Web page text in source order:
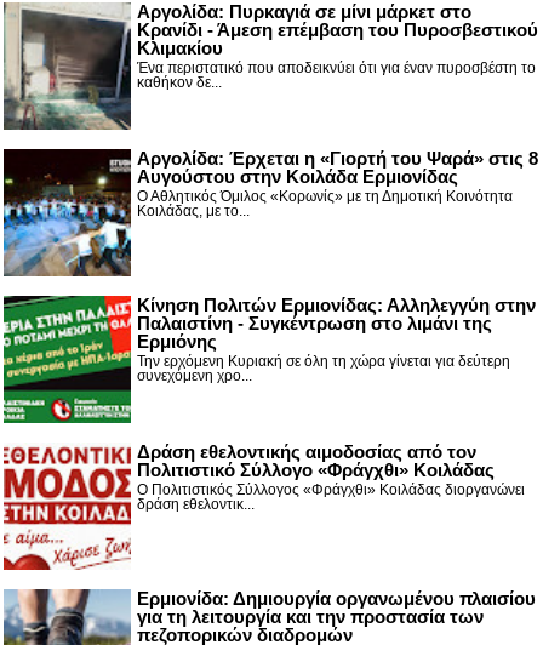
Αργολίδα: Πυρκαγιά σε μίνι μάρκετ στο
Κρανίδι - Άμεση επέμβαση του Πυροσβεστικού
Κλιμακίου
Ένα περιστατικό που αποδεικνύει ότι για έναν πυροσβέστη το
καθήκον δε...
Αργολίδα: Έρχεται η «Γιορτή του Ψαρά» στις 8
Αυγούστου στην Κοιλάδα Ερμιονίδας
Ο Αθλητικός Όμιλος «Κορωνίς» με τη Δημοτική Κοινότητα
Κοιλάδας, με το...
Κίνηση Πολιτών Ερμιονίδας: Αλληλεγγύη στην
Παλαιστίνη - Συγκέντρωση στο λιμάνι της
Ερμιόνης
Την ερχόμενη Κυριακή σε όλη τη χώρα γίνεται για δεύτερη
συνεχόμενη χρο...
Δράση εθελοντικής αιμοδοσίας από τον
Πολιτιστικό Σύλλογο «Φράγχθι» Κοιλάδας
Ο Πολιτιστικός Σύλλογος «Φράγχθι» Κοιλάδας διοργανώνει
δράση εθελοντικ...
Ερμιονίδα: Δημιουργία οργανωμένου πλαισίου
για τη λειτουργία και την προστασία των
πεζοπορικών διαδρομών